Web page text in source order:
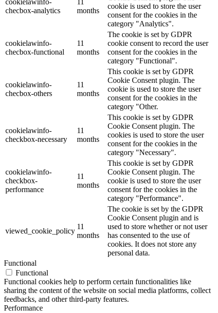
cookielawinfo-
checbox-analytics
11
months
cookie is used to store the user
consent for the cookies in the
category "Analytics".
cookielawinfo-
checbox-functional
11
months
The cookie is set by GDPR
cookie consent to record the user
consent for the cookies in the
category "Functional".
cookielawinfo-
checbox-others
11
months
This cookie is set by GDPR
Cookie Consent plugin. The
cookie is used to store the user
consent for the cookies in the
category "Other.
cookielawinfo-
checkbox-necessary
11
months
This cookie is set by GDPR
Cookie Consent plugin. The
cookies is used to store the user
consent for the cookies in the
category "Necessary".
cookielawinfo-
checkbox-
performance
11
months
This cookie is set by GDPR
Cookie Consent plugin. The
cookie is used to store the user
consent for the cookies in the
category "Performance".
viewed_cookie_policy
11
months
The cookie is set by the GDPR
Cookie Consent plugin and is
used to store whether or not user
has consented to the use of
cookies. It does not store any
personal data.
Functional
Functional
Functional cookies help to perform certain functionalities like
sharing the content of the website on social media platforms, collect
feedbacks, and other third-party features.
Performance